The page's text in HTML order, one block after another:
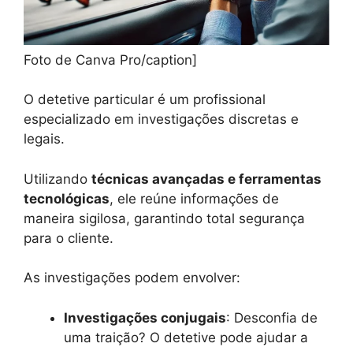
Foto de Canva Pro/caption]
O detetive particular é um profissional
especializado em investigações discretas e
legais.
Utilizando técnicas avançadas e ferramentas
tecnológicas, ele reúne informações de
maneira sigilosa, garantindo total segurança
para o cliente.
As investigações podem envolver:
Investigações conjugais: Desconfia de
uma traição? O detetive pode ajudar a